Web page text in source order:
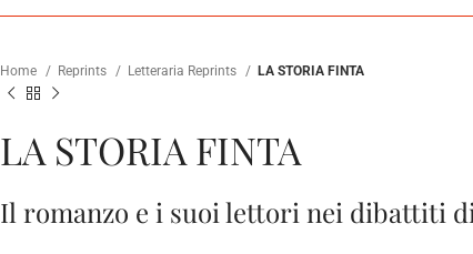
Home Reprints Letteraria Reprints LA STORIA FINTA
LA STORIA FINTA
Il romanzo e i suoi lettori nei dibattiti